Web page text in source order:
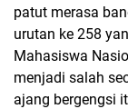
patut merasa
urutan ke 258
Mahasiswa
menjadi salah
ajang bergengsi